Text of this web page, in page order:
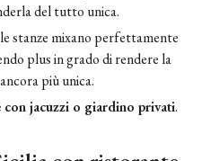
del tutto unica.
stanze mixano perfettamente
plus in grado di rendere la
più unica.
con jacuzzi o giardino privati.